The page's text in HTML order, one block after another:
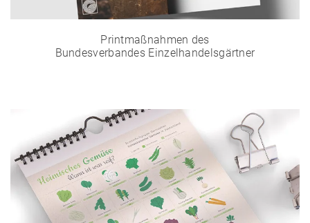
Printmaßnahmen des
Bundesverbandes Einzelhandelsgärtner